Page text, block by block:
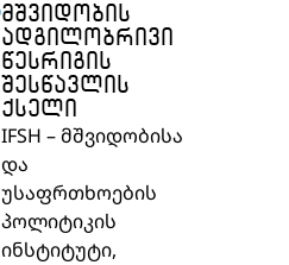
ᲛᲨᲕᲘᲓᲝᲑᲘᲡ
ᲐᲓᲒᲘᲚᲝᲑᲠᲘᲕᲘ
ᲬᲔᲡᲠᲘᲒᲘᲡ
ᲨᲔᲡᲬᲐᲕᲚᲘᲡ
ᲥᲡᲔᲚᲘ
IFSH –მშვიდობისა
და
უსაფრთხოების
პოლიტიკის
ინსტიტუტი,